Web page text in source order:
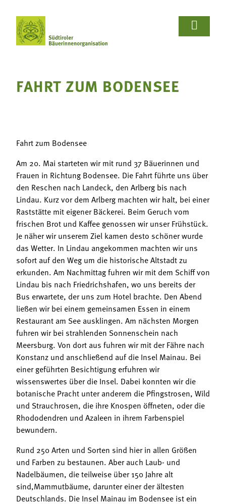


Landesbäuerinnenrat
Bezirke und Ortsgruppen
Sozialgenossenschaft "Mit Bäuerinnen lernen -
wachsen - leben"
Berichte und Aktuelles
Termine
Mitgliedschaft
Landessekretariat

Lebensberatung

Gartentipps




Koch- & Backkurse

Handarbeits- & Dekorationskurse

Hof- & Gartenführungen

Produktpräsentationen & Verkostungen

Bäuerliche Buffets

Hofgeschichten

FAHRT ZUM BODENSEE
Fahrt zum Bodensee
Am 20. Mai starteten wir mit rund 37 Bäuerinnen und
Frauen in Richtung Bodensee. Die Fahrt führte uns über
den Reschen nach Landeck, den Arlberg bis nach
Lindau. Kurz vor dem Arlberg machten wir halt, bei einer
Raststätte mit eigener Bäckerei. Beim Geruch vom
frischen Brot und Kaffee genossen wir unser Frühstück.
Je näher wir unserem Ziel kamen desto schöner wurde
das Wetter. In Lindau angekommen machten wir uns
sofort auf den Weg um die historische Altstadt zu
erkunden. Am Nachmittag fuhren wir mit dem Schiff von
Lindau bis nach Friedrichshafen, wo uns bereits der
Bus erwartete, der uns zum Hotel brachte. Den Abend
ließen wir bei einem gemeinsamen Essen in einem
Restaurant am See ausklingen. Am nächsten Morgen
fuhren wir bei strahlenden Sonnenschein nach
Meersburg. Von dort aus fuhren wir mit der Fähre nach
Konstanz und anschließend auf die Insel Mainau. Bei
einer geführten Besichtigung erfuhren wir
wissenswertes über die Insel. Dabei konnten wir die
botanische Pracht unter anderem die Pfingstrosen, Wild
und Strauchrosen, die ihre Knospen öffneten, oder die
Rhododendren und Azaleen in ihrem Farbenspiel
bewundern.
Rund 250 Arten und Sorten sind hier in allen Größen
und Farben zu bestaunen. Aber auch Laub- und
Nadelbäumen, die teilweise über 150 Jahre alt
sind,Mammutbäume, darunter einer der ältesten
Deutschlands. Die Insel Mainau im Bodensee ist ein